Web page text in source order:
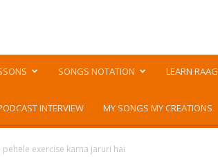
SONGS NOTATION LEARN RAAG
INTERVIEW MY SONGS MY CREATIONS
pehele exercise karna jaruri hai